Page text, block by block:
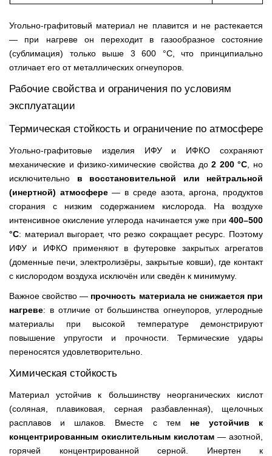
Угольно-графитовый материал не плавится и не растекается
— при нагреве он переходит в газообразное состояние
(сублимация) только выше 3 600 °C, что принципиально
отличает его от металлических огнеупоров.
Рабочие свойства и ограничения по условиям
эксплуатации
Термическая стойкость и ограничение по атмосфере
Угольно-графитовые изделия ИФУ и ИФКО сохраняют
механические и физико-химические свойства до2 200 °C , но
исключительно в восстановительной или нейтральной
(инертной) атмосфере— в среде азота, аргона, продуктов
сгорания с низким содержанием кислорода. На воздухе
интенсивное окисление углерода начинается уже при 400–500
°C: материал выгорает, что резко сокращает ресурс. Поэтому
ИФУ и ИФКО применяют в футеровке закрытых агрегатов
(доменные печи, электролизёры, закрытые ковши), где контакт
с кислородом воздуха исключён или сведён к минимуму.
Важное свойство — прочность материала не снижается при
нагреве: в отличие от большинства огнеупоров, углеродные
материалы при высокой температуре демонстрируют
повышение упругости и прочности. Термические удары
переносятся удовлетворительно.
Химическая стойкость
Материал устойчив к большинству неорганических кислот
(соляная, плавиковая, серная разбавленная), щелочных
расплавов и шлаков. Вместе с тем не устойчив к
концентрированным окислительным кислотам — азотной,
горячей концентрированной серной. Инертен к